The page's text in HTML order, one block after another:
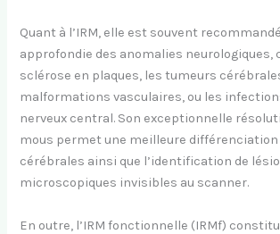
Quant à l’IRM, elle est souvent
approfondie des anomalies neurologiques,
sclérose en plaques, les tumeurs
malformations vasculaires, ou les
nerveux central. Son exceptionnelle
mous permet une meilleure
cérébrales ainsi que l’identification de
microscopiques invisibles au scanner.
En outre, l’IRM fonctionnelle (IRMf)